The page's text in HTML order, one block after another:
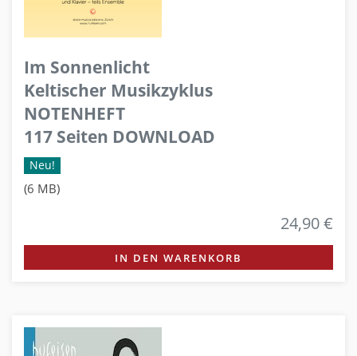
Im Sonnenlicht
Keltischer Musikzyklus
NOTENHEFT
117 Seiten DOWNLOAD
Neu!
(6 MB)
24,90 €
IN DEN WARENKORB